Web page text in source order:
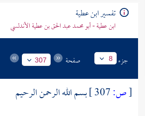
تفسير ابن عطية
ابن عطية - أبو محمد عبد الحق بن عطية الأندلسي
جزء 8 صفحة 307
[ص:
بسم الله الرحمن الرحيم